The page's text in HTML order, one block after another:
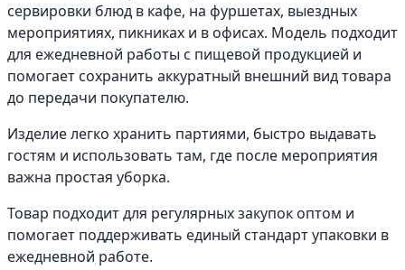
сервировки блюд в кафе, на фуршетах, выездных
мероприятиях, пикниках и в офисах. Модель подходит
для ежедневной работы с пищевой продукцией и
помогает сохранить аккуратный внешний вид товара
до передачи покупателю.
Изделие легко хранить партиями, быстро выдавать
гостям и использовать там, где после мероприятия
важна простая уборка.
Товар подходит для регулярных закупок оптом и
помогает поддерживать единый стандарт упаковки в
ежедневной работе.